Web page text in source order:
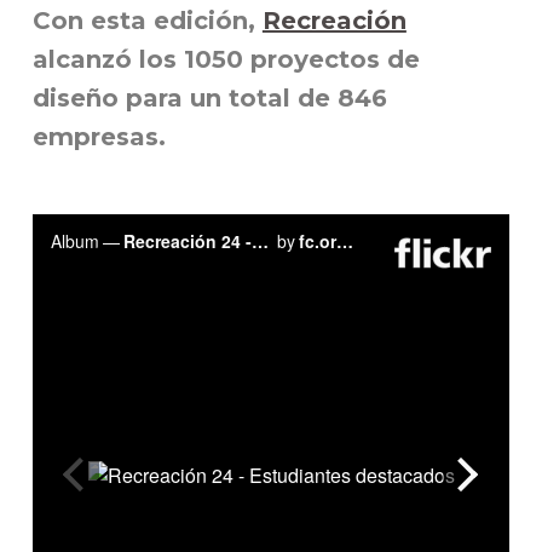
Con esta edición, Recreación
alcanzó los 1050 proyectos de
diseño para un total de 846
empresas.